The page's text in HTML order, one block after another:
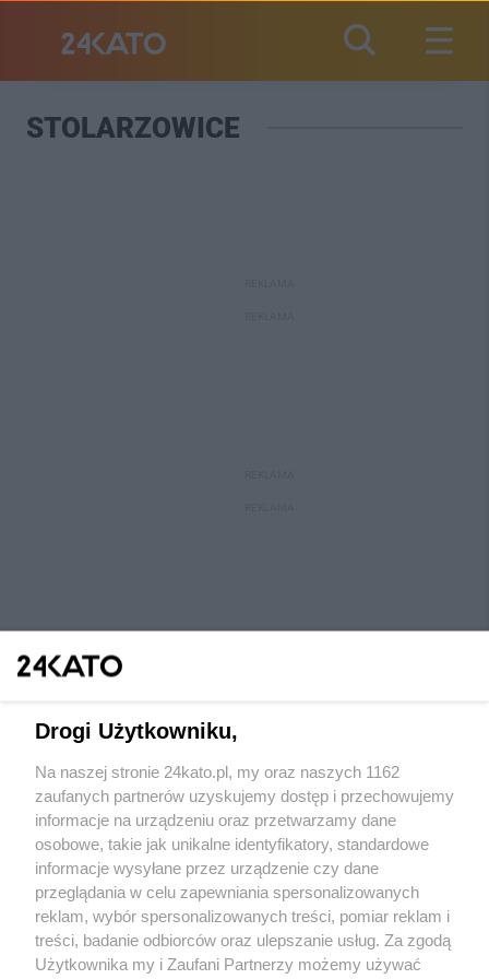
STOLARZOWICE
Wydawca mediów lokalnych
Nie zapomnij
zapoznać się z:
polityką prywatności regulamin korzystania z portali
Twojemiasto Skontaktuj sięz nami
Drogi Użytkowniku,
Na naszej stronie 24kato.pl, my oraz naszych 1162
zaufanych partnerów uzyskujemy dostęp i przechowujemy
informacje na urządzeniu oraz przetwarzamy dane
osobowe, takie jak unikalne identyfikatory, standardowe
informacje wysyłane przez urządzenie czy dane
przeglądania w celu zapewniania spersonalizowanych
reklam, wybór spersonalizowanych treści, pomiar reklam i
treści, badanie odbiorców oraz ulepszanie usług. Za zgodą
Użytkownika my i Zaufani Partnerzy możemy używać